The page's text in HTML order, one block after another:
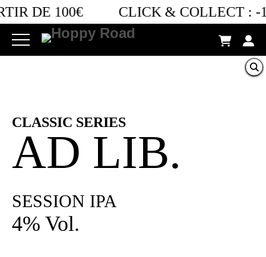
DE 100€ CLICK & COLLECT : -
CLASSIC SERIES
AD LIB.
SESSION IPA
4% Vol.